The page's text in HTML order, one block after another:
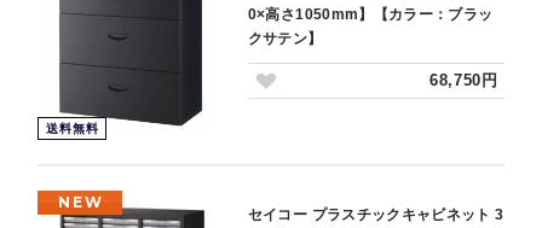
送料無料
0×高さ1050mm】【カラー：ブラッ
クサテン】
68,750円
NEW
セイコー プラスチックキャビネット 3